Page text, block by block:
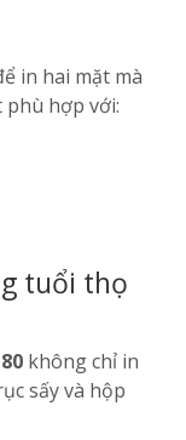
in hai mặt mà
phù hợp với:
tuổi thọ
không chỉ in
sấy và hộp